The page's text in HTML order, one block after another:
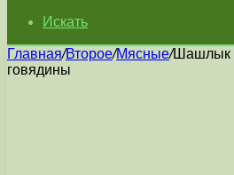
Искать
Главная/Второе/Мясные/Шашлык
говядины